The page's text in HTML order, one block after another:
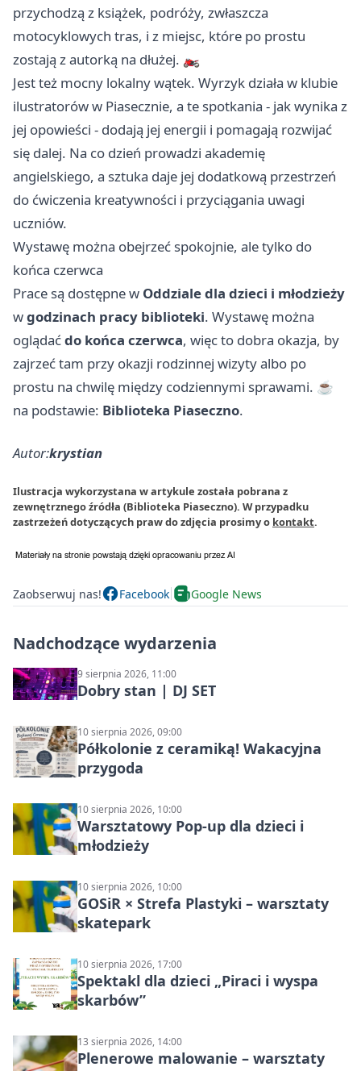
przychodzą z książek, podróży, zwłaszcza
motocyklowych tras, i z miejsc, które po prostu
zostają z autorką na dłużej. 🏍️
Jest też mocny lokalny wątek. Wyrzyk działa w klubie
ilustratorów w Piasecznie, a te spotkania - jak wynika z
jej opowieści - dodają jej energii i pomagają rozwijać
się dalej. Na co dzień prowadzi akademię
angielskiego, a sztuka daje jej dodatkową przestrzeń
do ćwiczenia kreatywności i przyciągania uwagi
uczniów.
Wystawę można obejrzeć spokojnie, ale tylko do
końca czerwca
Prace są dostępne w Oddziale dla dzieci i młodzieży
wgodzinach pracy biblioteki. Wystawę można
oglądaćdo końca czerwca, więc to dobra okazja, by
zajrzeć tam przy okazji rodzinnej wizyty albo po
prostu na chwilę między codziennymi sprawami. ☕
na podstawie: Biblioteka Piaseczno.
Autor:krystian
Ilustracja wykorzystana w artykule została pobrana z
zewnętrznego źródła (Biblioteka Piaseczno). W przypadku
zastrzeżeń dotyczących praw do zdjęcia prosimy o kontakt.
Zaobserwuj nas! Facebook Google News
Nadchodzące wydarzenia
9 sierpnia 2026, 11:00
Dobry stan | DJ SET
10 sierpnia 2026, 09:00
Półkolonie z ceramiką! Wakacyjna
przygoda
10 sierpnia 2026, 10:00
Warsztatowy Pop-up dla dzieci i
młodzieży
10 sierpnia 2026, 10:00
GOSiR × Strefa Plastyki – warsztaty
skatepark
10 sierpnia 2026, 17:00
Spektakl dla dzieci „Piraci i wyspa
skarbów”
13 sierpnia 2026, 14:00
Plenerowe malowanie – warsztaty